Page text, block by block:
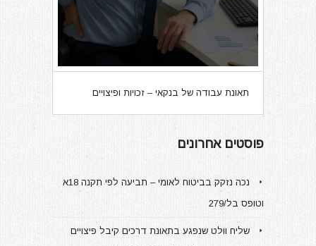
תאונת עבודה של בנקאי – זכויות ופיצויים
פוסטים אחרונים
נכה נזקק בביטוח לאומי – תביעה לפי תקנה 18א
וטופס בל/279
שליח וולט שנפגע בתאונת דרכים קיבל פיצויים